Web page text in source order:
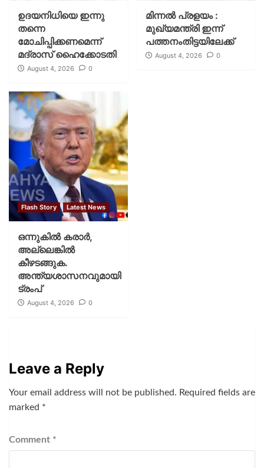
ഉദയനിധിയെ ഇന്നു
തന്നെ
മോചിപ്പിക്കണമെന്ന്
മദ്രാസ് ഹൈക്കോടതി
August 4, 2026 0
മിന്നല്‍ പ്രളയം :
മുഖ്യമന്ത്രി ഇന്ന്
പത്തനംതിട്ടയിലേക്ക്
August 4, 2026 0
Flash Story Latest News
ഒന്നുകില്‍ കരാര്‍,
അല്ലെങ്കില്‍
കീഴടങ്ങുക.
അന്ത്യശാസനവുമായി
ട്രംപ്
August 4, 2026 0
Leave a Reply
Your email address will not be published. Required fields are
marked *
Comment *